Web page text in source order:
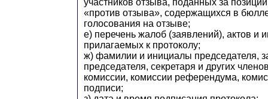
участников отзыва, поданных за
«против отзыва», содержащихся в
голосования на отзыве;
е) перечень жалоб (заявлений), актов и
прилагаемых к протоколу;
ж) фамилии и инициалы председателя,
председателя, секретаря и других
комиссии, комиссии референдума,
подписи;